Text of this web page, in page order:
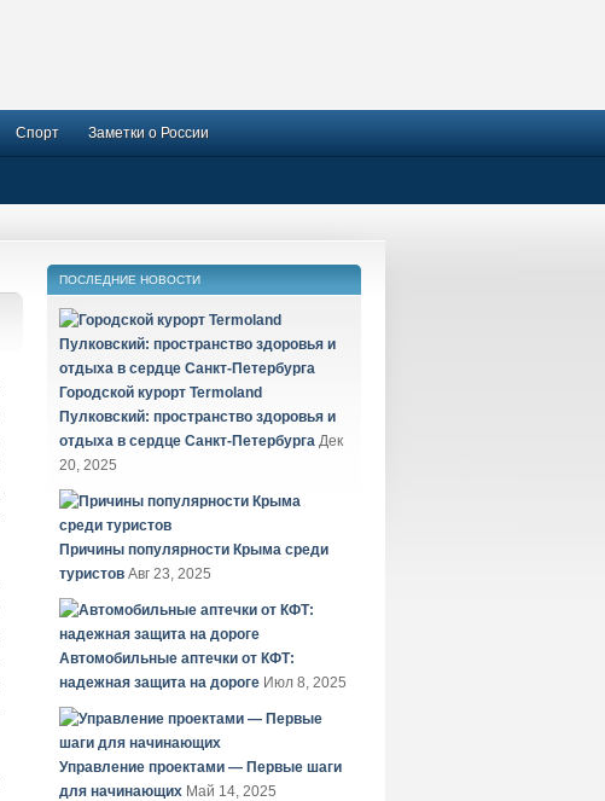
Спорт Заметки о России
ПОСЛЕДНИЕ НОВОСТИ
Городской курорт Termoland
Пулковский: пространство здоровья и
отдыха в сердце Санкт-Петербурга Дек
20, 2025
Причины популярности Крыма среди
туристов Авг 23, 2025
Автомобильные аптечки от КФТ:
надежная защита на дороге Июл 8, 2025
Управление проектами — Первые шаги
для начинающих Май 14, 2025